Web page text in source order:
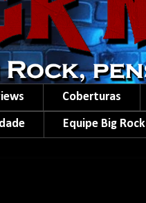
Coberturas
Equipe Big Rock